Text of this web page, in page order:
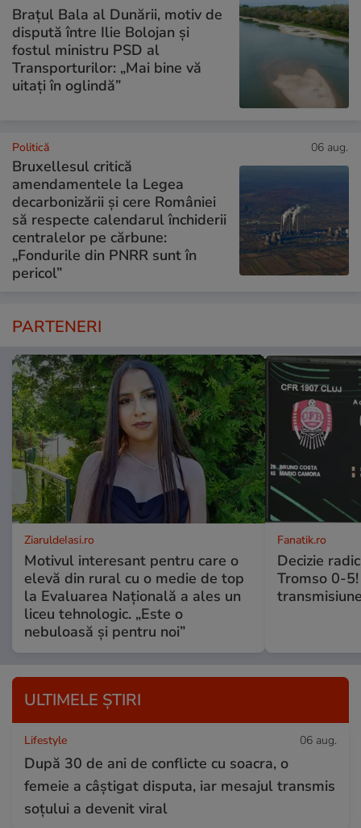
Brațul Bala al Dunării, motiv de
dispută între Ilie Bolojan și
fostul ministru PSD al
Transporturilor: „Mai bine vă
uitați în oglindă”
Politică 06 aug.
Bruxellesul critică
amendamentele la Legea
decarbonizării și cere României
să respecte calendarul închiderii
centralelor pe cărbune:
„Fondurile din PNRR sunt în
pericol”
PARTENERI
ZiaruldeIasi.ro
Motivul interesant pentru care o
elevă din rural cu o medie de top
la Evaluarea Națională a ales un
liceu tehnologic. „Este o
nebuloasă și pentru noi”
Fanatik.ro
Decizie
Tromso 0-
ULTIMELE ȘTIRI
Lifestyle 06 aug.
După 30 de ani de conflicte cu soacra, o
femeie a câștigat disputa, iar mesajul transmis
soțului a devenit viral